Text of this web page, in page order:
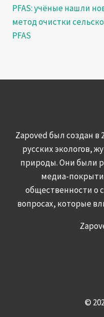
PFAS: учёные нашли
метод очистки
PFAS
Zapoved был создан в
русских экологов,
природы. Они были
медиа-
общественности о
вопросах, которые
©